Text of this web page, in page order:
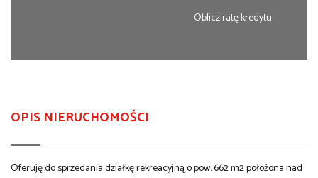
Oblicz ratę kredytu
OPIS NIERUCHOMOŚCI
Oferuję do sprzedania działkęrekreacyjną o pow. 662 m2 położona nad